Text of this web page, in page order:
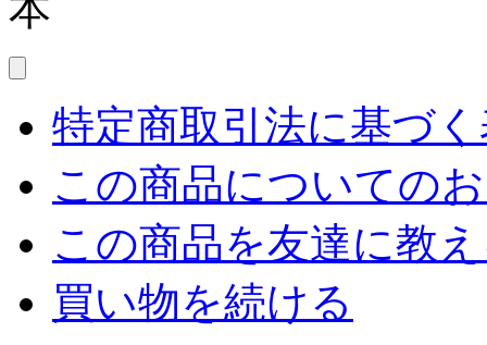
特定商取引法に基づ
この商品についての
この商品を友達に教
買い物を続ける